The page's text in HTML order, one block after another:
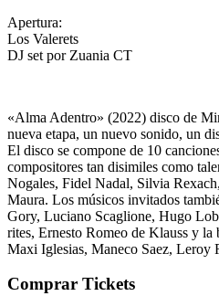
Apertura:
Los Valerets
DJ set por Zuania CT
«Alma Adentro» (2022) disco de
nueva etapa, un nuevo sonido, un
El disco se compone de 10
compositores tan disimiles como
Nogales, Fidel Nadal, Silvia
Maura. Los músicos invitados
Gory, Luciano Scaglione, Hugo
rites, Ernesto Romeo de Klauss y la
Maxi Iglesias, Maneco Saez, Leroy
Comprar Tickets